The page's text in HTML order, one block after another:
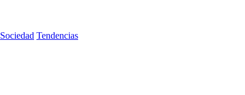
Sociedad Tendencias